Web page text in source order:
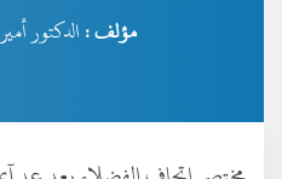
مؤلف : الدكتور